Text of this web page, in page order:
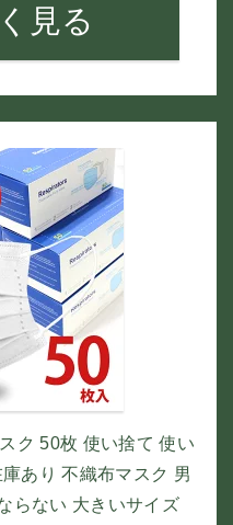
見る
ク 50枚 使い捨て 使い
あり 不織布マスク 男
らない 大きいサイズ